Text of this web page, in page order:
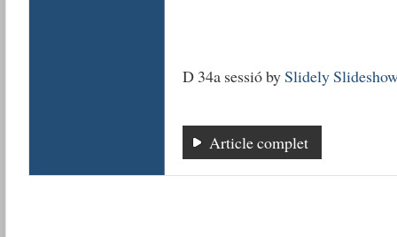
D 34a sessió bySlidely
Article complet